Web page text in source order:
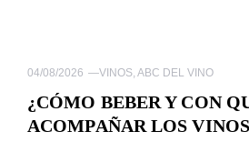
04/08/2026 —VINOS ABC DEL VINO
¿CÓMO BEBER Y CON
ACOMPAÑAR LOS